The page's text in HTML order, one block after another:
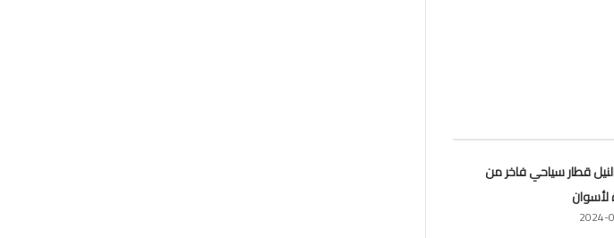
قطار سياحي فاخر من
لأسوان
2024-